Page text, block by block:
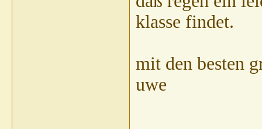
klasse findet.
mit den besten
uwe